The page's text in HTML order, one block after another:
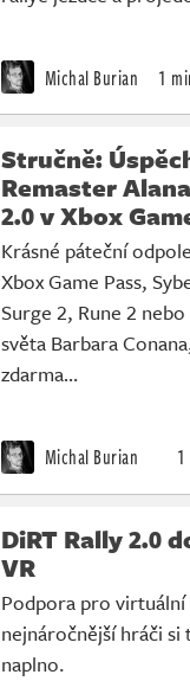
Michal Burian 1
Stručně:
Remaster
2.0 v Xbox
Krásné páteční
Xbox Game Pass,
Surge 2, Rune 2
světa Barbara
zdarma…
Michal Burian
DiRT Rally 2.0
VR
Podpora pro
nejnáročnější hráči
naplno.